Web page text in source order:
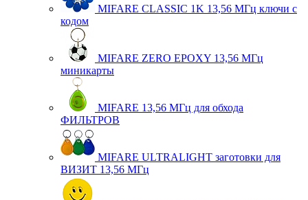
MIFARE CLASSIC 1K 13,56 МГц ключи с
кодом
MIFARE ZERO EPOXY 13,56 МГц
миникарты
MIFARE 13,56 МГц для обхода
ФИЛЬТРОВ
MIFARE ULTRALIGHT заготовки для
ВИЗИТ 13,56 МГц